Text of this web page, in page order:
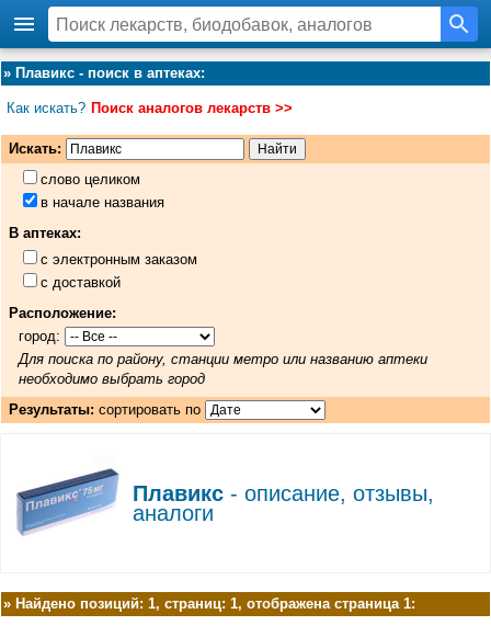
» Плавикс - поиск в аптеках:
Как искать? Поиск аналогов лекарств >>
Искать:
слово целиком
в начале названия
В аптеках:
с электронным заказом
с доставкой
Расположение:
город:
Для поиска по району, станции метро или названию аптеки
необходимо выбрать город
Результаты: сортировать по
Плавикс- описание, отзывы,
аналоги
» Найдено позиций: 1, страниц: 1, отображена страница 1: